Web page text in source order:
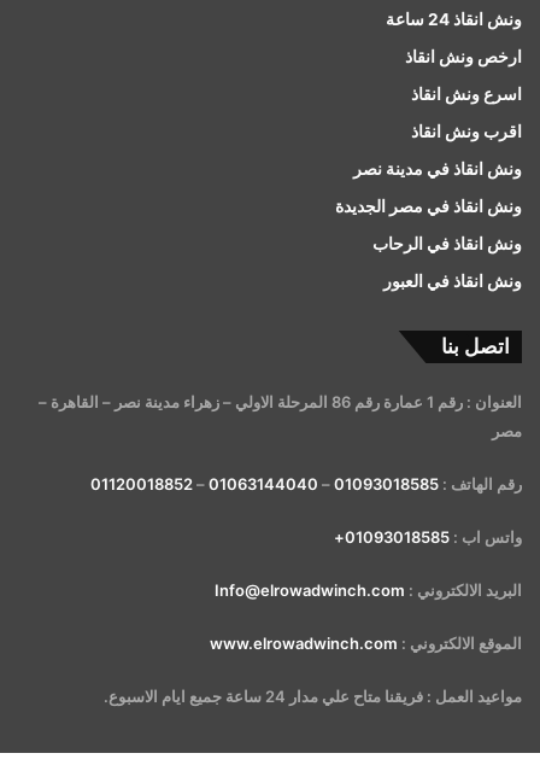
ونش انقاذ 24 ساعة
ارخص ونش انقاذ
اسرع ونش انقاذ
اقرب ونش انقاذ
ونش انقاذ في مدينة نصر
ونش انقاذ في مصر الجديدة
ونش انقاذ في الرحاب
ونش انقاذ في العبور
اتصل بنا
العنوان : رقم 1 عمارة رقم 86 المرحلة الاولي – زهراء مدينة نصر – القاهرة –
مصر
رقم الهاتف : 01093018585
–
01063144040
–
01120018852
واتس اب : 01093018585+
البريد الالكتروني : Info@elrowadwinch.com
الموقع الالكتروني : www.elrowadwinch.com
مواعيد العمل : فريقنا متاح علي مدار 24 ساعة جميع ايام الاسبوع.